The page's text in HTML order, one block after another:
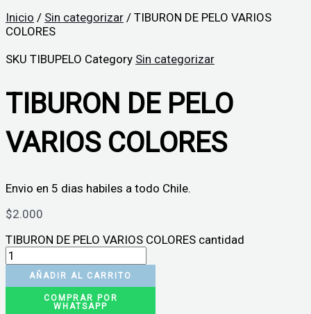
Inicio / Sin categorizar / TIBURON DE PELO VARIOS
COLORES
SKU TIBUPELO Category Sin categorizar
TIBURON DE PELO
VARIOS COLORES
Envio en 5 dias habiles a todo Chile.
$2.000
TIBURON DE PELO VARIOS COLORES cantidad
AÑADIR AL CARRITO
COMPRAR POR
WHATSAPP